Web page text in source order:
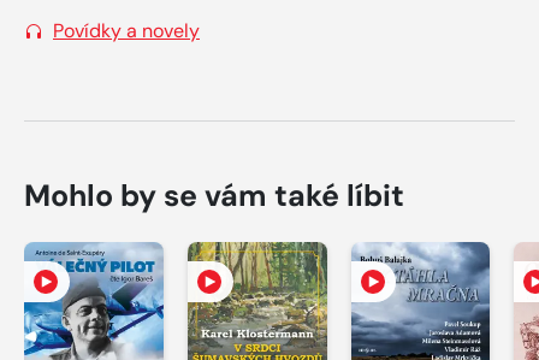
Povídky a novely
Mohlo by se vám také líbit